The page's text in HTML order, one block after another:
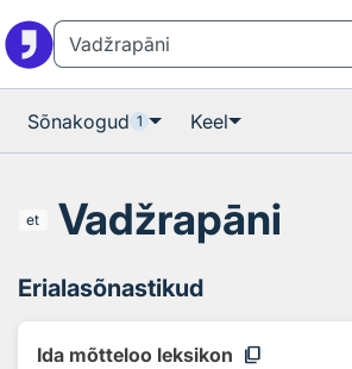
Sõnakogud 1 Keel
et Vadžrapāni
Erialasõnastikud
Ida mõtteloo leksikon content_copy